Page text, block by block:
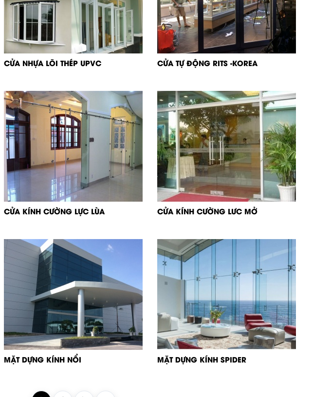
CỬA NHỰA LÕI THÉP UPVC CỬA TỰ ĐỘNG RITS -KOREA
CỬA KÍNH CƯỜNG LỰC LÙA CỬA KÍNH CƯỜNG LƯC MỞ
MẶT DỰNG KÍNH NỔI MẶT DỰNG KÍNH SPIDER